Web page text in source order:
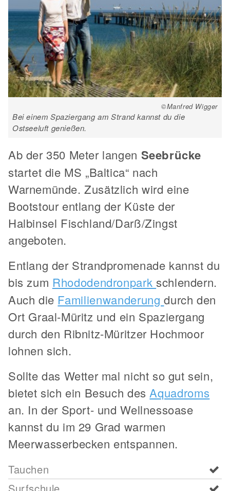
©Manfred Wigger
Bei einem Spaziergang am Strand kannst du die
Ostseeluft genießen.
Ab der 350 Meter langen Seebrücke
startet die MS „Baltica“ nach
Warnemünde. Zusätzlich wird eine
Bootstour entlang der Küste der
Halbinsel Fischland/Darß/Zingst
angeboten.
Entlang der Strandpromenade kannst du
bis zum Rhododendronparkschlendern.
Auch die Familienwanderungdurch den
Ort Graal-Müritz und ein Spaziergang
durch den Ribnitz-Müritzer Hochmoor
lohnen sich.
Sollte das Wetter mal nicht so gut sein,
bietet sich ein Besuch desAquadroms
an. In der Sport- und Wellnessoase
kannst du im 29 Grad warmen
Meerwasserbecken entspannen.
Tauchen